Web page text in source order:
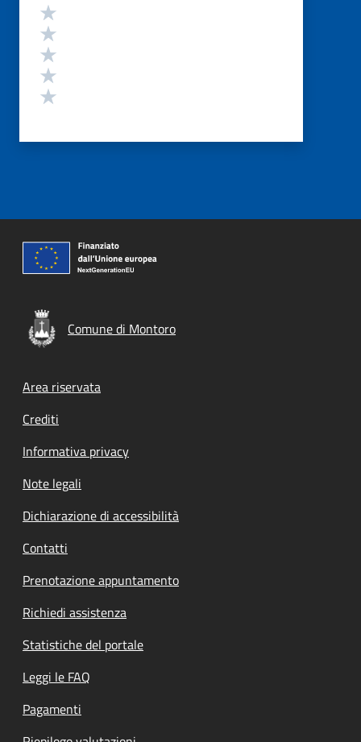
Valutazione
Comune di Montoro
Footer menu
Area riservata
Crediti
Informativa privacy
Note legali
Dichiarazione di accessibilità
Contatti
Prenotazione appuntamento
Richiedi assistenza
Statistiche del portale
Leggi le FAQ
Pagamenti